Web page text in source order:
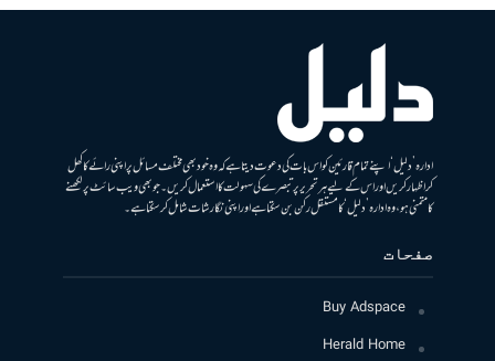
ادارہ ’دلیل‘ اپنے تمام قارئین کو اس بات کی دعوت دیتا ہے کہ وہ خود بھی مختلف مسائل پر اپنی رائے کا کھل
کر اظہار کریں اور اس کے لیے ہر تحریر پر تبصرے کی سہولت کا استعمال کریں۔ جو بھی ویب سائٹ پر لکھنے
کا متمنی ہو، وہ ادارہ ’دلیل‘ کا مستقل رکن بن سکتا ہے اور اپنی نگارشات شامل کرسکتا ہے۔
صفحات
Buy Adspace
Herald Home